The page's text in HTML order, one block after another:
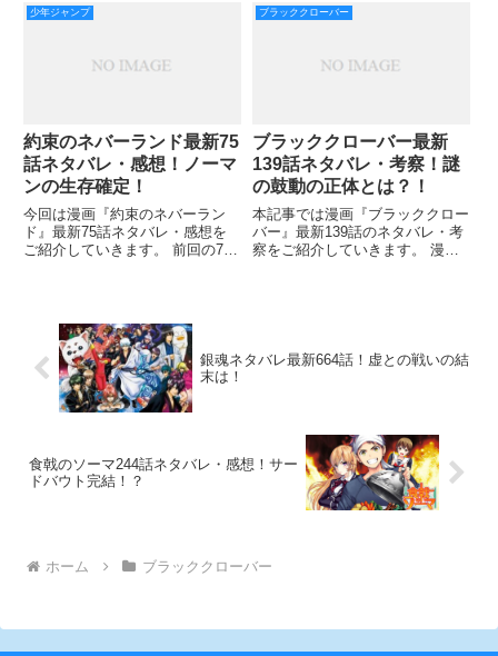
したね！ ものすごいバトルにな
りそうな予感がしますよね！ 245
決が見ものですね！ それで
勝ったのかどうかですよね。 ゴ
ーシュたちがヘンリーと協力した
かに思いましたが、戦闘はこ
少年ジャンプ
約束のネバーランド最新75
話ネタバレ・感想！ノーマ
ンの生存確定！
今回は漫画『約束のネバーラン
ド』最新75話ネタバレ・感想を
ご紹介していきます。 前回の74
らかとなりました。 ですが！！
ここで疑問です！
ブラッククローバー
ブラッククローバー最新
139話ネタバレ・考察！謎
の鼓動の正体とは？！
本記事では漫画『ブラッククロー
バー』最新139話のネタバレ・考
察をご紹介していきます。 漫画
銀魂ネタバレ最新664話！虚との戦いの結
末は！
食戟のソーマ244話ネタバレ・感想！サー
ドバウト完結！？
ホーム ブラッククローバー